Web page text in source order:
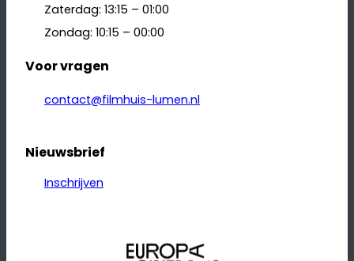
Zaterdag: 13:15 – 01:00
Zondag: 10:15 – 00:00
Voor vragen
contact@filmhuis-lumen.nl
Nieuwsbrief
Inschrijven